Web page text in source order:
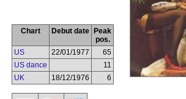
Chart Debut date
Peak
pos.
US
22/01/1977
65
US dance
11
UK
18/12/1976 6